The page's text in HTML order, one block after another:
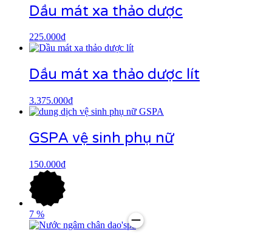
Dầu mát xa thảo dược
225.000₫
Dầu mát xa thảo dược lít
3.375.000₫
GSPA vệ sinh phụ nữ
150.000₫
7 %